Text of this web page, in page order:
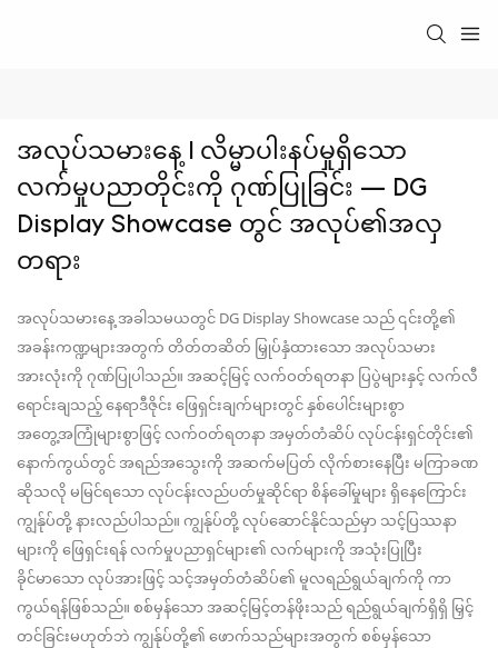
အလုပ်သမားနေ့ | လိမ္မာပါးနပ်မှုရှိသော
လက်မှုပညာတိုင်းကို ဂုဏ်ပြုခြင်း — DG
Display Showcase တွင် အလုပ်၏အလှ
တရား
အလုပ်သမားနေ့ အခါသမယတွင် DG Display Showcase သည် ၎င်းတို့၏
အခန်းကဏ္ဍများအတွက် တိတ်တဆိတ် မြှုပ်နှံထားသော အလုပ်သမား
အားလုံးကို ဂုဏ်ပြုပါသည်။ အဆင့်မြင့် လက်ဝတ်ရတနာ ပြပွဲများနှင့် လက်လီ
ရောင်းချသည့် နေရာဒီဇိုင်း ဖြေရှင်းချက်များတွင် နှစ်ပေါင်းများစွာ
အတွေ့အကြုံများစွာဖြင့် လက်ဝတ်ရတနာ အမှတ်တံဆိပ် လုပ်ငန်းရှင်တိုင်း၏
နောက်ကွယ်တွင် အရည်အသွေးကို အဆက်မပြတ် လိုက်စားနေပြီး မကြာခဏ
ဆိုသလို မမြင်ရသော လုပ်ငန်းလည်ပတ်မှုဆိုင်ရာ စိန်ခေါ်မှုများ ရှိနေကြောင်း
ကျွန်ုပ်တို့ နားလည်ပါသည်။ ကျွန်ုပ်တို့ လုပ်ဆောင်နိုင်သည်မှာ သင့်ပြဿနာ
များကို ဖြေရှင်းရန် လက်မှုပညာရှင်များ၏ လက်များကို အသုံးပြုပြီး
ခိုင်မာသော လုပ်အားဖြင့် သင့်အမှတ်တံဆိပ်၏ မူလရည်ရွယ်ချက်ကို ကာ
ကွယ်ရန်ဖြစ်သည်။ စစ်မှန်သော အဆင့်မြင့်တန်ဖိုးသည် ရည်ရွယ်ချက်ရှိရှိ မြှင့်
တင်ခြင်းမဟုတ်ဘဲ ကျွန်ုပ်တို့၏ ဖောက်သည်များအတွက် စစ်မှန်သော